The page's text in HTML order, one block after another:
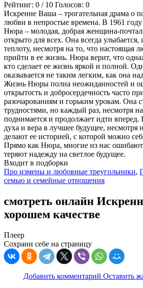
Рейтинг: 0 / 10 Голосов: 0
Искренне Ваша – трогательная драма о
любви в непростые времена. В 1961
Нюра – молодая, добрая женщина-
открыто для всех. Она всегда улыбается,
теплоту, несмотря на то, что настоящая
прийти в ее жизнь. Нюра верит, что
кто сделает ее жизнь яркой и полной.
оказывается не таким легким, как она
Жизнь Нюры полна неожиданностей и
открытость и добросердечность часто
разочарованиям и горьким урокам. Она
трудностями, но каждый раз, несмотря
поднимается и продолжает идти вперед.
духа и вера в лучшее будущее, несмотря
делают ее историей, с которой можно
Прямо как Нюра, многие из нас
теряют надежду на светлое будущее.
Входит в подборки
Про измены и любовные треугольники,
семью и семейные отношения
смотреть онлайн
хорошем качестве
Плеер
Сохрани себе на страницу
Добавить комментарий Оставить